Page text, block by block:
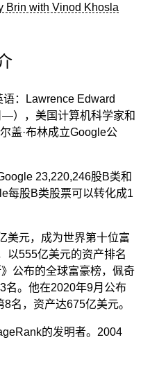
Brin with Vinod Khosla
语：Lawrence Edward
—），美国计算机科学家和
盖·布林成立Google公
23,220,246股B类和
每股B类股票可以转化成1
美元，成为世界第十位富
以555亿美元的资产排名
公布的全球富豪榜，佩奇
名。他在2020年9月公布
名，资产达675亿美元。
的发明者。2004